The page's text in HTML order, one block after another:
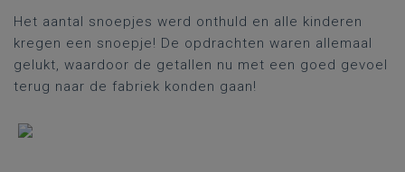
Het aantal snoepjes werd onthuld en alle kinderen
kregen een snoepje! De opdrachten waren allemaal
gelukt, waardoor de getallen nu met een goed gevoel
terug naar de fabriek konden gaan!